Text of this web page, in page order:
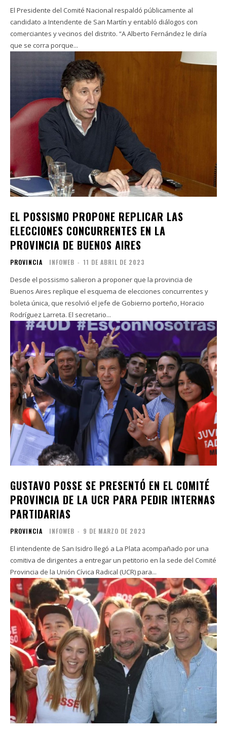
El Presidente del Comité Nacional respaldó públicamente al
candidato a Intendente de San Martín y entabló diálogos con
comerciantes y vecinos del distrito. “A Alberto Fernández le diría
que se corra porque...
EL POSSISMO PROPONE REPLICAR LAS
ELECCIONES CONCURRENTES EN LA
PROVINCIA DE BUENOS AIRES
PROVINCIA INFOWEB - 11 DE ABRIL DE 2023
Desde el possismo salieron a proponer que la provincia de
Buenos Aires replique el esquema de elecciones concurrentes y
boleta única, que resolvió el jefe de Gobierno porteño, Horacio
Rodríguez Larreta. El secretario...
GUSTAVO POSSE SE PRESENTÓ EN EL COMITÉ
PROVINCIA DE LA UCR PARA PEDIR INTERNAS
PARTIDARIAS
PROVINCIA INFOWEB - 9 DE MARZO DE 2023
El intendente de San Isidro llegó a La Plata acompañado por una
comitiva de dirigentes a entregar un petitorio en la sede del Comité
Provincia de la Unión Cívica Radical (UCR) para...